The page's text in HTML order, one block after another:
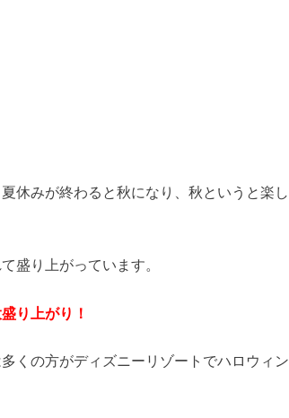
休みが終わると秋になり、秋というと楽し
盛り上がっています。
り上がり！
くの方がディズニーリゾートでハロウィン